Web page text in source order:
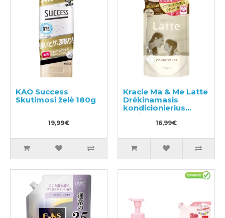
KAO Success
Skutimosi želė 180g
19,99€
Kracie Ma & Me Latte
Drėkinamasis
kondicionierius
papildymas 360g
16,99€